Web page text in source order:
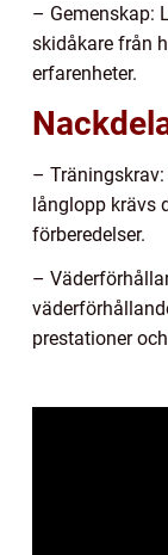
– Gemenskap:
skidåkare från
erfarenheter.
–
långlopp krävs
förberedelser.
–
prestationer